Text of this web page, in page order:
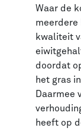
Waar de
kwaliteit
doordat
het gras
Daarmee
heeft op